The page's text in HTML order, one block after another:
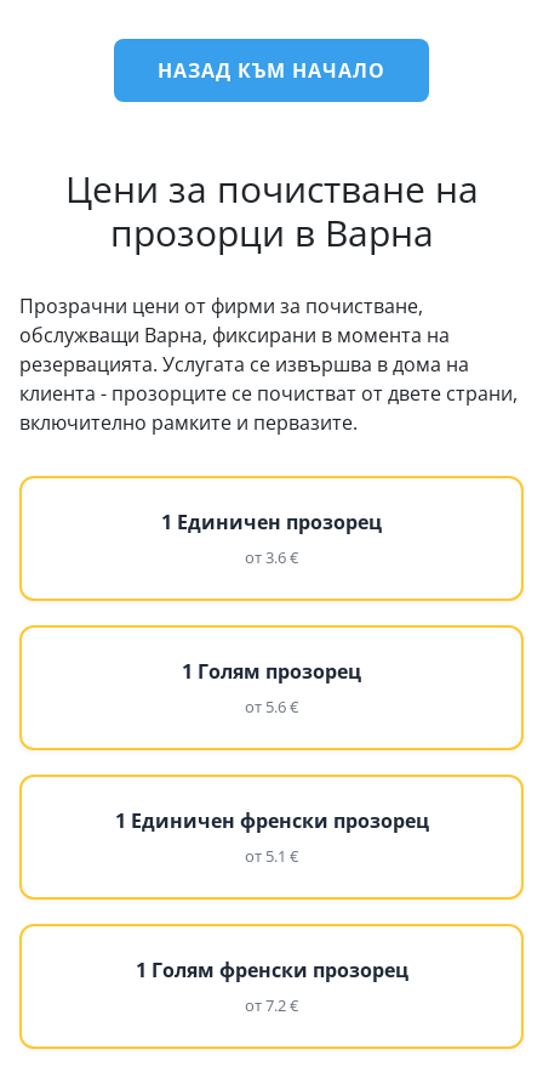
НАЗАД КЪМ НАЧАЛО
Цени за почистване на
прозорци в Варна
Прозрачни цени от фирми за почистване,
обслужващи Варна, фиксирани в момента на
резервацията. Услугата се извършва в дома на
клиента - прозорците се почистват от двете страни,
включително рамките и первазите.
1 Единичен прозорец
от 3.6 €
1 Голям прозорец
от 5.6 €
1 Единичен френски прозорец
от 5.1 €
1 Голям френски прозорец
от 7.2 €